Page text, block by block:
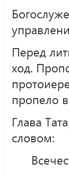
Перед
ход.
пропело
Глава
словом: